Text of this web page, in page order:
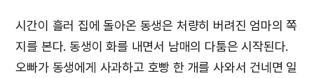
시간이 흘러 집에 돌아온 동생은 처량히 버려진 엄마의 쪽
지를 본다. 동생이 화를 내면서 남매의 다툼은 시작된다.
오빠가 동생에게 사과하고 호빵 한 개를 사와서 건네면 일